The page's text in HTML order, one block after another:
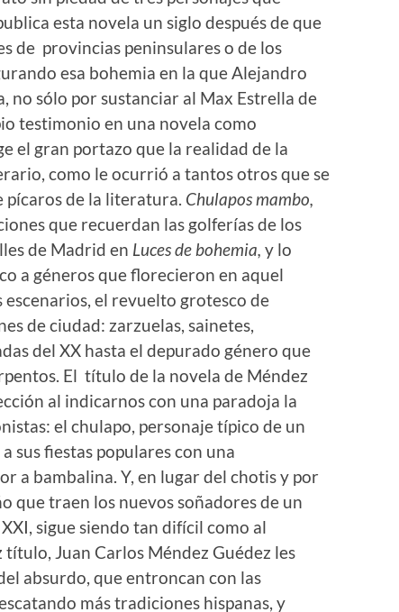
esta novela un siglo después de que
de provincias peninsulares o de los
esa bohemia en la que Alejandro
no sólo por sustanciar al Max Estrella de
testimonio en una novela como
el gran portazo que la realidad de la
como le ocurrió a tantos otros que se
de la literatura. Chulapos mambo,
que recuerdan las golferías de los
de Madrid en Luces de bohemia, y lo
a géneros que florecieron en aquel
el revuelto grotesco de
de ciudad: zarzuelas, sainetes,
del XX hasta el depurado género que
El título de la novela de Méndez
al indicarnos con una paradoja la
el chulapo, personaje típico de un
sus fiestas populares con una
a bambalina. Y, en lugar del chotis y por
que traen los nuevos soñadores de un
sigue siendo tan difícil como al
título, Juan Carlos Méndez Guédez les
absurdo, que entroncan con las
más tradiciones hispanas, y